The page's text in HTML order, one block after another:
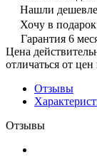
Нашли
Хочу в подарок
Гарантия 6
Цена
отличаться от
Отзывы
Отзывы